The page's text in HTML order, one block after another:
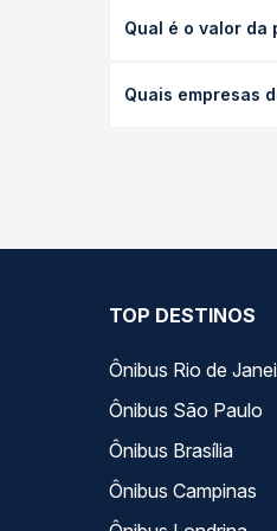
de serviço
Qual é o valor da
data da viagem, a
Quais empresas
TOP DESTINOS
Ônibus Rio de
Ônibus São Paulo
Ônibus Brasília
Ônibus Campinas